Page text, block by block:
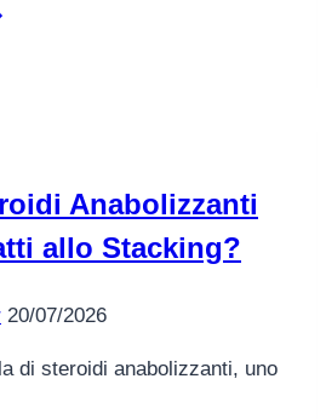
Anabolizzanti
allo Stacking?
20/07/2026
di steroidi anabolizzanti, uno